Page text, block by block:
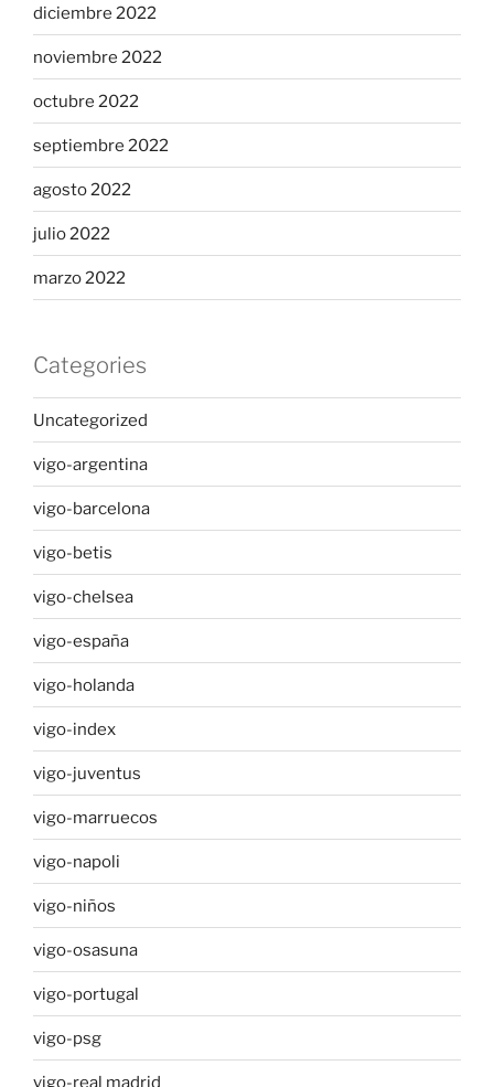
diciembre 2022
noviembre 2022
octubre 2022
septiembre 2022
agosto 2022
julio 2022
marzo 2022
Categories
Uncategorized
vigo-argentina
vigo-barcelona
vigo-betis
vigo-chelsea
vigo-españa
vigo-holanda
vigo-index
vigo-juventus
vigo-marruecos
vigo-napoli
vigo-niños
vigo-osasuna
vigo-portugal
vigo-psg
vigo-real madrid